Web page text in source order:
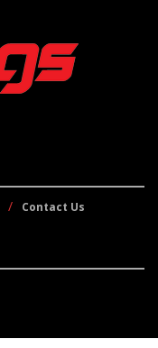
Contact Us